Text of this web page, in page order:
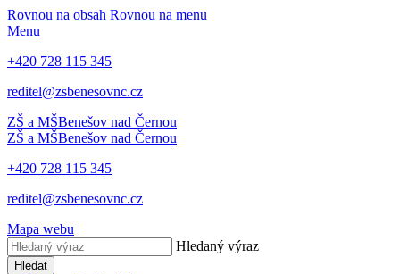
Rovnou na obsah Rovnou na menu
Menu
+420 728 115 345
reditel@zsbenesovnc.cz
ZŠ a MŠBenešov nad Černou
ZŠ a MŠBenešov nad Černou
+420 728 115 345
reditel@zsbenesovnc.cz
Mapa webu
Hledaný výraz
Hledat